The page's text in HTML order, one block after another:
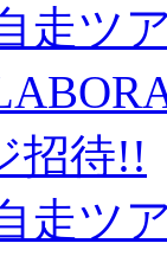
走ツ
招待!!
走ツ